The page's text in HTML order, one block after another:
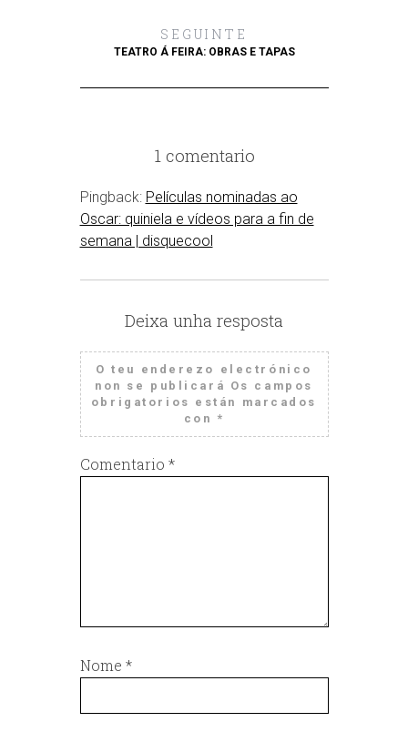
SEGUINTE
TEATRO Á FEIRA: OBRAS E TAPAS
1 comentario
Pingback: Películas nominadas ao
Oscar: quiniela e vídeos para a fin de
semana | disquecool
Deixa unha resposta
O teu enderezo electrónico
non se publicará Os campos
obrigatorios están marcados
con *
Comentario *
Nome *